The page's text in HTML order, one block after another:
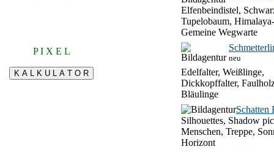
P I X E L
Elfenbeindistel,
Tupelobaum,
Gemeine Wegwarte
neu
Edelfalter, Weißlinge,
Dickkopffalter,
Bläulinge
Schatten
Silhouettes, Shadow
Menschen, Treppe,
Horizont